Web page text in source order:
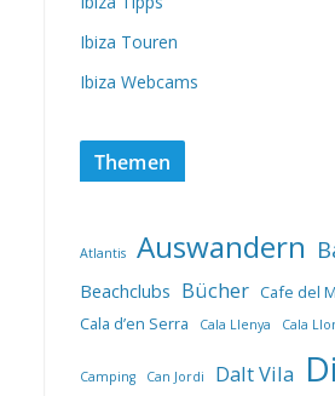
Ibiza Touren
Ibiza Webcams
Themen
Atlantis Auswandern
Beachclubs Bücher Cafe del
Cala d’en Serra
Cala Llenya Cala
Camping Can Jordi Dalt Vila